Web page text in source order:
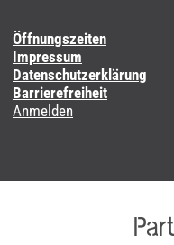
Öffnungszeiten
Impressum
Datenschutzerklärung
Barrierefreiheit
Anmelden